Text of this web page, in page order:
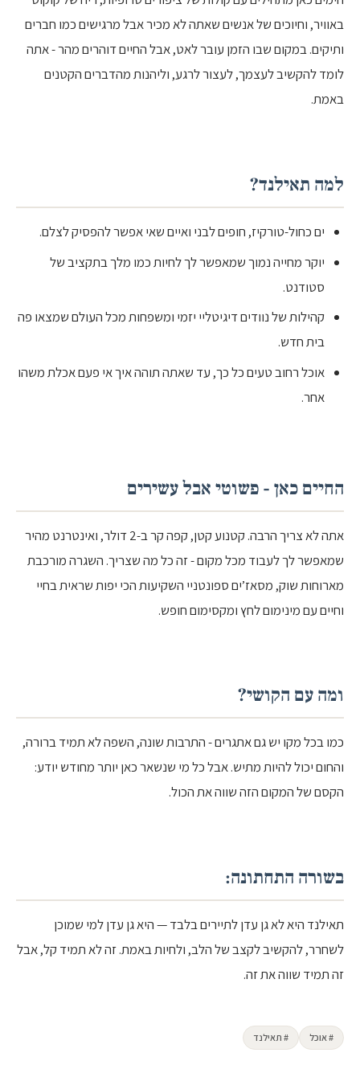
באוויר, וחיוכים של אנשים שאתה לא מכיר אבל מרגישים כמו חברים
ותיקים. במקום שבו הזמן עובר לאט, אבל החיים דוהרים מהר - אתה
לומד להקשיב לעצמך, לעצור לרגע, וליהנות מהדברים הקטנים
באמת.
למה תאילנד?
ים כחול-טורקיז, חופים לבני ואיים שאי אפשר להפסיק לצלם.
יוקר מחייה נמוך שמאפשר לך לחיות כמו מלך בתקציב של
סטודנט.
קהילות של נוודים דיגיטליי יזמי ומשפחות מכל העולם שמצאו פה
בית חדש.
אוכל רחוב טעים כל כך, עד שאתה תוהה איך אי פעם אכלת משהו
אחר.
החיים כאן - פשוטי אבל עשירים
אתה לא צריך הרבה. קטנוע קטן, קפה קר ב-2 דולר, ואינטרנט מהיר
שמאפשר לך לעבוד מכל מקום - זה כל מה שצריך. השגרה מורכבת
מארוחות שוק, מסאז’ים ספונטניי השקיעות הכי יפות שראית בחיי
וחיים עם מינימום לחץ ומקסימום חופש.
ומה עם הקושי?
כמו בכל מקו יש גם אתגרים - התרבות שונה, השפה לא תמיד ברורה,
והחום יכול להיות מתיש. אבל כל מי שנשאר כאן יותר מחודש יודע:
הקסם של המקום הזה שווה את הכול.
בשורה התחתונה:
תאילנד היא לא גן עדן לתיירים בלבד — היא גן עדן למי שמוכן
לשחרר, להקשיב לקצב של הלב, ולחיות באמת. זה לא תמיד קל, אבל
זה תמיד שווה את זה.
# אוכל # תאילנד